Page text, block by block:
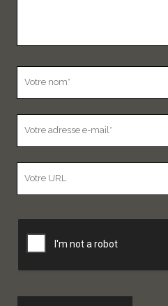
mail
votre
site